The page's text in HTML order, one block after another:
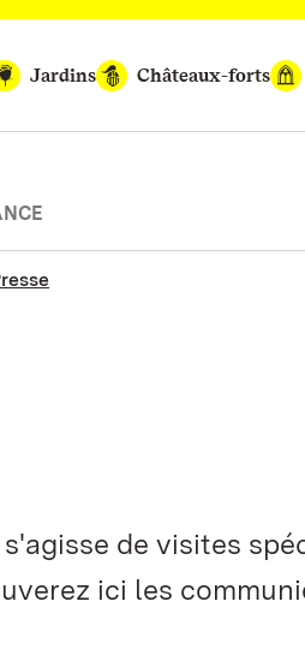
Jardins Châteaux-forts
de visites
ici les